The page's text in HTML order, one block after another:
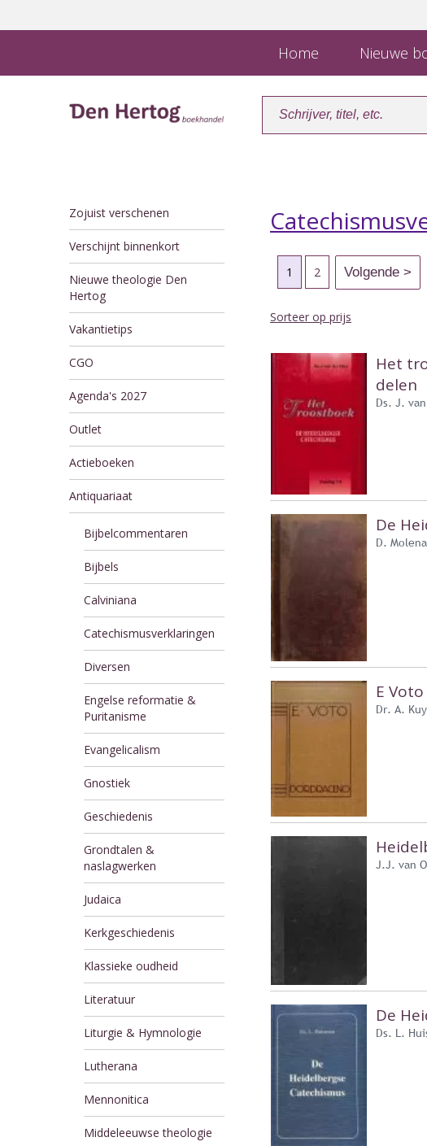
Home Nieuwe
Zojuist verschenen
Verschijnt binnenkort
Nieuwe theologie Den
Hertog
Vakantietips
CGO
Agenda's 2027
Outlet
Actieboeken
Antiquariaat
Bijbelcommentaren
Bijbels
Calviniana
Catechismusverklaringen
Diversen
Engelse reformatie &
Puritanisme
Evangelicalism
Gnostiek
Geschiedenis
Grondtalen &
naslagwerken
Judaica
Kerkgeschiedenis
Klassieke oudheid
Literatuur
Liturgie & Hymnologie
Lutherana
Mennonitica
Middeleeuwse theologie
1 2
Sorteer op prijs
Het
delen
Ds. J.
De
D.
E
Dr. A.
J.J. van
De
Ds. L.